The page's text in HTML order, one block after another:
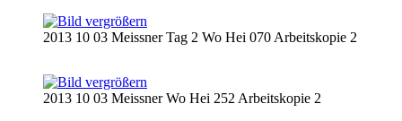
2013 10 03 Meissner Tag 2 Wo Hei 070 Arbeitskopie 2
2013 10 03 Meissner Wo Hei 252 Arbeitskopie 2